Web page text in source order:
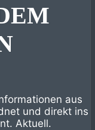
aus
und direkt ins
Aktuell.